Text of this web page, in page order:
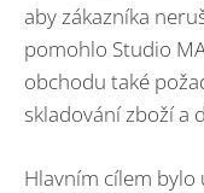
aby zákazníka
pomohlo Studio
obchodu také
skladování zboží a
Hlavním cílem